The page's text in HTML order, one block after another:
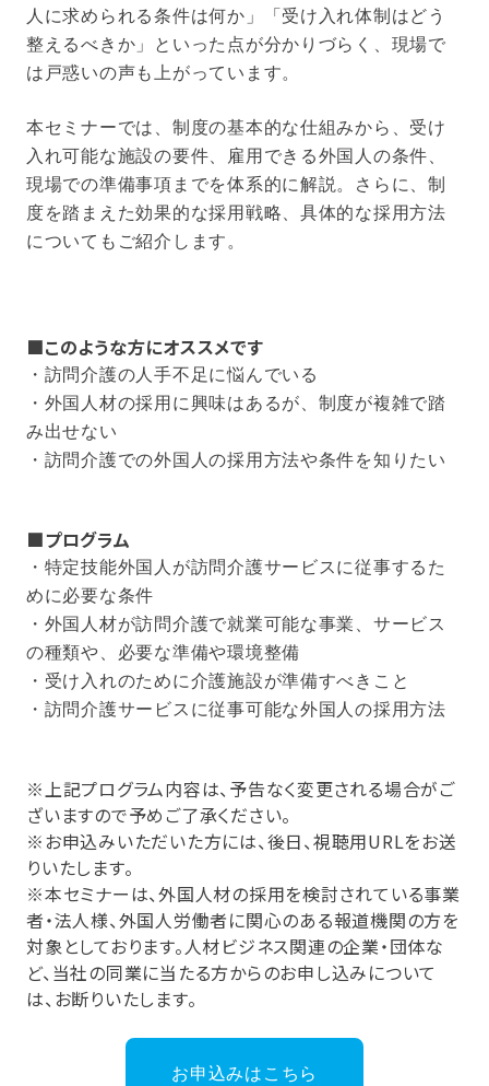
人に求められる条件は何か」「受け入れ体制はどう
整えるべきか」といった点が分かりづらく、現場で
は戸惑いの声も上がっています。
本セミナーでは、制度の基本的な仕組みから、受け
入れ可能な施設の要件、雇用できる外国人の条件、
現場での準備事項までを体系的に解説。さらに、制
度を踏まえた効果的な採用戦略、具体的な採用方法
についてもご紹介します。
■このような方にオススメです
・訪問介護の人手不足に悩んでいる
・外国人材の採用に興味はあるが、制度が複雑で踏
み出せない
・訪問介護での外国人の採用方法や条件を知りたい
■プログラム
・特定技能外国人が訪問介護サービスに従事するた
めに必要な条件
・外国人材が訪問介護で就業可能な事業、サービス
の種類や、必要な準備や環境整備
・受け入れのために介護施設が準備すべきこと
・訪問介護サービスに従事可能な外国人の採用方法
※上記プログラム内容は、予告なく変更される場合がご
ざいますので予めご了承ください。
※お申込みいただいた方には、後日、視聴用URLをお送
りいたします。
※本セミナーは、外国人材の採用を検討されている事業
者・法人様、外国人労働者に関心のある報道機関の方を
対象としております。人材ビジネス関連の企業・団体な
ど、当社の同業に当たる方からのお申し込みについて
は、お断りいたします。
お申込みはこちら